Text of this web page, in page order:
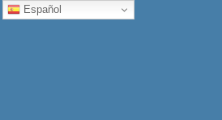
Español